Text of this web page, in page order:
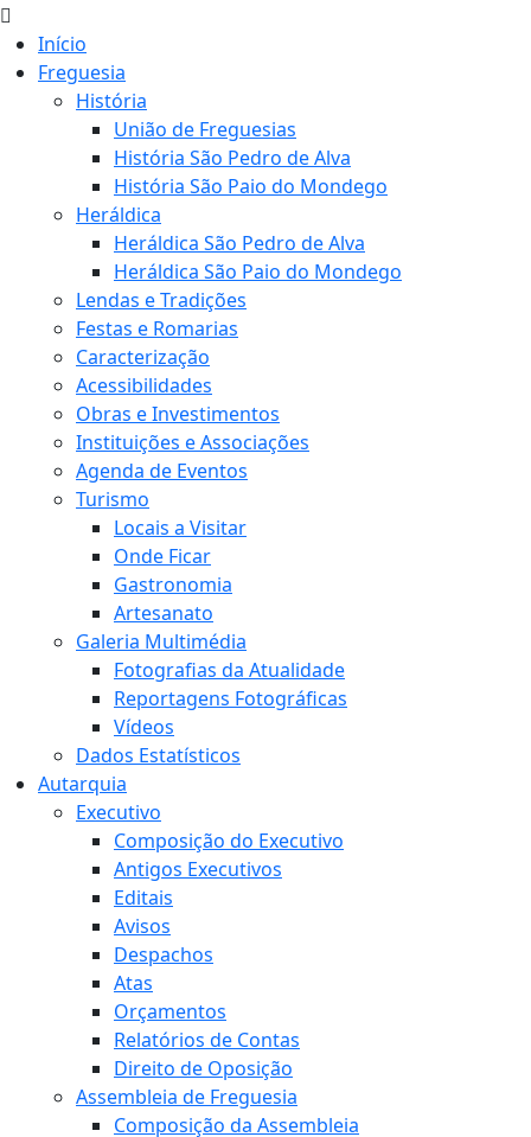
Início
Freguesia
História
União de Freguesias
História São Pedro de Alva
História São Paio do Mondego
Heráldica
Heráldica São Pedro de Alva
Heráldica São Paio do Mondego
Lendas e Tradições
Festas e Romarias
Caracterização
Acessibilidades
Obras e Investimentos
Instituições e Associações
Agenda de Eventos
Turismo
Locais a Visitar
Onde Ficar
Gastronomia
Artesanato
Galeria Multimédia
Fotografias da Atualidade
Reportagens Fotográficas
Vídeos
Dados Estatísticos
Autarquia
Executivo
Composição do Executivo
Antigos Executivos
Editais
Avisos
Despachos
Atas
Orçamentos
Relatórios de Contas
Direito de Oposição
Assembleia de Freguesia
Composição da Assembleia